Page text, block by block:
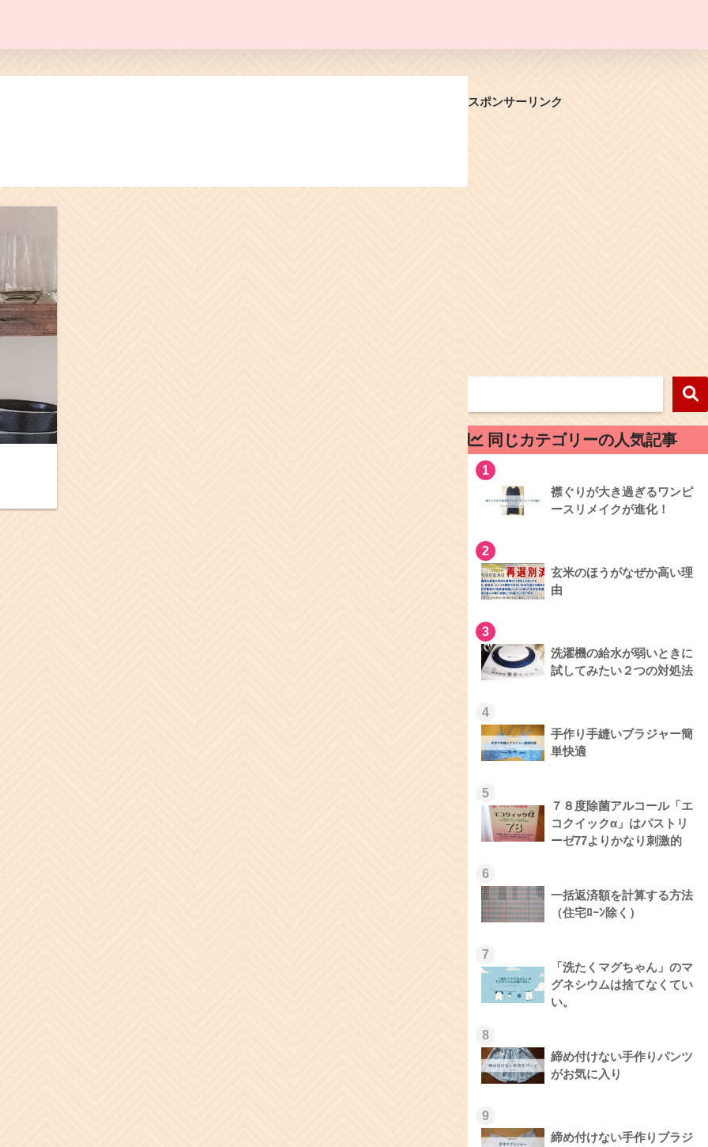
スポンサーリンク
同じカテゴリーの人気記事
1
襟ぐりが大き過ぎるワンピ
ースリメイクが進化！
2
玄米のほうがなぜか高い理
由
3
洗濯機の給水が弱いときに
試してみたい２つの対処法
4
手作り手縫いブラジャー簡
単快適
5
７８度除菌アルコール「エ
コクイックα」はパストリ
ーゼ77よりかなり刺激的
6
一括返済額を計算する方法
（住宅ﾛｰﾝ除く）
7
「洗たくマグちゃん」のマ
グネシウムは捨てなくてい
い。
8
締め付けない手作りパンツ
がお気に入り
9
締め付けない手作りブラジ